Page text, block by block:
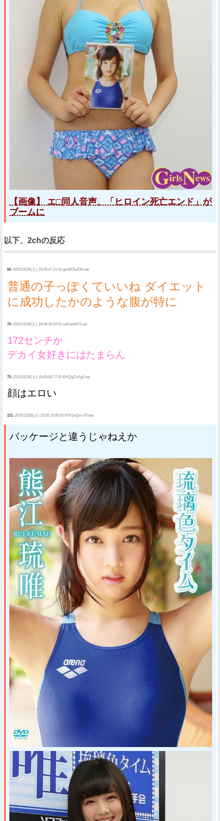
【画像】 エ□同人音声、「ヒロイン死亡エンド」が
ブームに
以下、2chの反応
66: 2015/12/26(土) 19:35:47.21 ID:goxBOuJO0.net
普通の子っぽくていいね ダイエット
に成功したかのような腹が特に
70: 2015/12/26(土) 19:38:19.03 ID:vAOaiAfT0.net
172センチか
デカイ女好きにはたまらん
75: 2015/12/26(土) 19:42:59.77 ID:KHQgZaYg0.net
顔はエロい
151: 2015/12/26(土) 22:00:19.60 ID:FWSsQUv70.net
パッケージと違うじゃねえか